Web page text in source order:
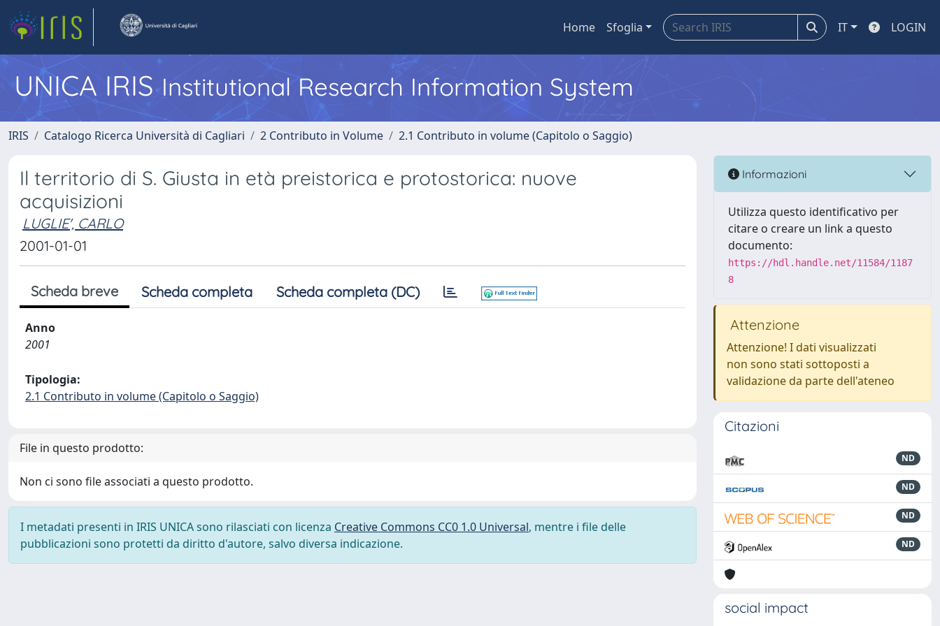
Home Sfoglia IT LOGIN
UNICA IRISInstitutional Research Information System
IRIS Catalogo Ricerca Università di Cagliari 2 Contributo in Volume 2.1 Contributo in volume (Capitolo o Saggio)
Il territorio di S. Giusta in età preistorica e protostorica: nuove
acquisizioni
LUGLIE', CARLO
2001-01-01
Scheda breve Scheda completa Scheda completa (DC)
Anno
2001
Tipologia:
2.1 Contributo in volume (Capitolo o Saggio)
File in questo prodotto:
Non ci sono file associati a questo prodotto.
I metadati presenti in IRIS UNICA sono rilasciati con licenza Creative Commons CC0 1.0 Universal, mentre i file delle
pubblicazioni sono protetti da diritto d'autore, salvo diversa indicazione.
Informazioni
Utilizza questo identificativo per
citare o creare un link a questo
documento:
https://hdl.handle.net/11584/1187
8
Attenzione
Attenzione! I dati visualizzati
non sono stati sottoposti a
validazione da parte dell'ateneo
Citazioni
ND
ND
ND
ND
social impact